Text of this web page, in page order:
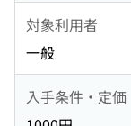
対象利用者
一般
入手条件・定価